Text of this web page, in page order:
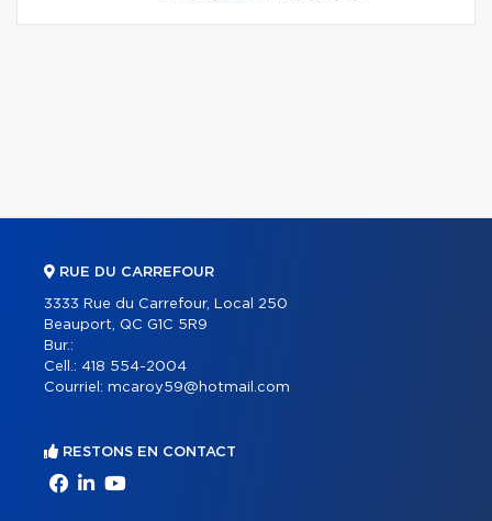
RUE DU CARREFOUR
3333 Rue du Carrefour, Local 250
Beauport, QC G1C 5R9
Bur.:
Cell.: 418 554-2004
Courriel: mcaroy59@hotmail.com
RESTONS EN CONTACT